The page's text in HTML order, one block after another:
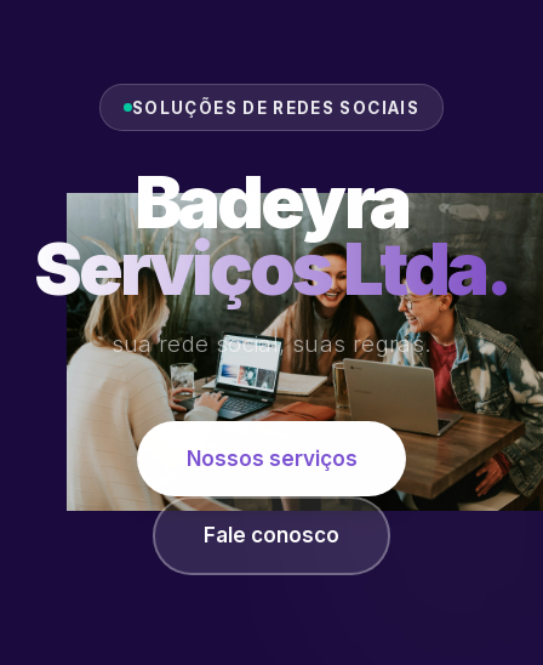
SOLUÇÕES DE REDES SOCIAIS
Badeyra
Serviços Ltda.
sua rede social, suas regras.
Nossos serviços
Fale conosco